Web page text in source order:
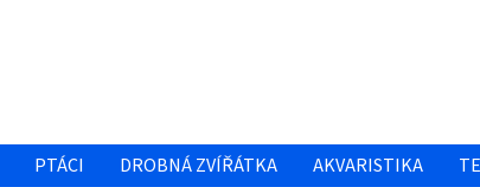
PTÁCI DROBNÁ ZVÍŘÁTKA AKVARISTIKA